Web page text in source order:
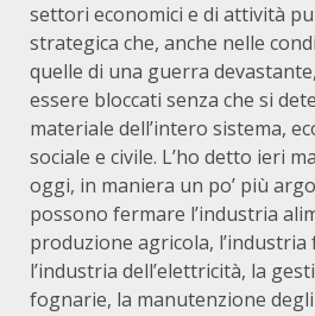
settori economici e di attività
strategica che, anche nelle
quelle di una guerra
essere bloccati senza che si
materiale dell’intero sistema,
sociale e civile. L’ho detto ieri
oggi, in maniera un po’ più
possono fermare l’industria
produzione agricola, l’industria
l’industria dell’elettricità, la
fognarie, la manutenzione